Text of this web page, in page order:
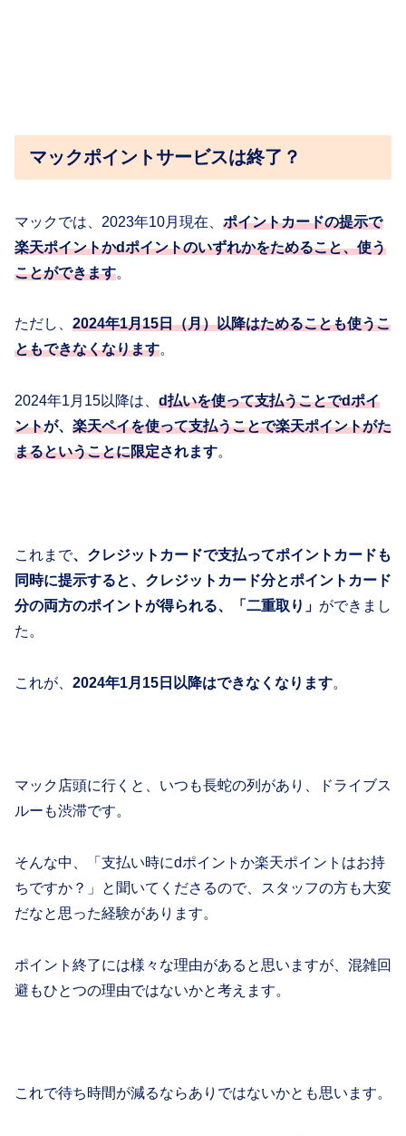
マックポイントサービスは終了？
マックでは、2023年10月現在、 ポイントカードの提示で
楽天ポイントかdポイントのいずれかをためること、使う
ことができます。
ただし、 2024年1月15日（月）以降はためることも使うこ
ともできなくなります。
2024年1月15以降は、 d払いを使って支払うことでdポイ
ントが、 楽天ペイを使って支払うことで楽天ポイントがた
まるということに限定されます。
これまで、クレジットカードで支払ってポイントカードも
同時に提示すると、クレジットカード分とポイントカード
分の両方のポイントが得られる、「二重取り」 ができまし
た。
これが、 2024年1月15日以降はできなくなります。
マック店頭に行くと、いつも長蛇の列があり、ドライブス
ルーも渋滞です。
そんな中、「支払い時にdポイントか楽天ポイントはお持
ちですか？」と聞いてくださるので、スタッフの方も大変
だなと思った経験があります。
ポイント終了には様々な理由があると思いますが、混雑回
避もひとつの理由ではないかと考えます。
これで待ち時間が減るならありではないかとも思います。